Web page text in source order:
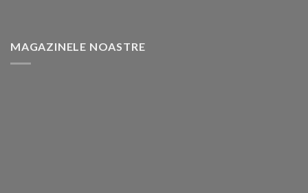
MAGAZINELE NOASTRE